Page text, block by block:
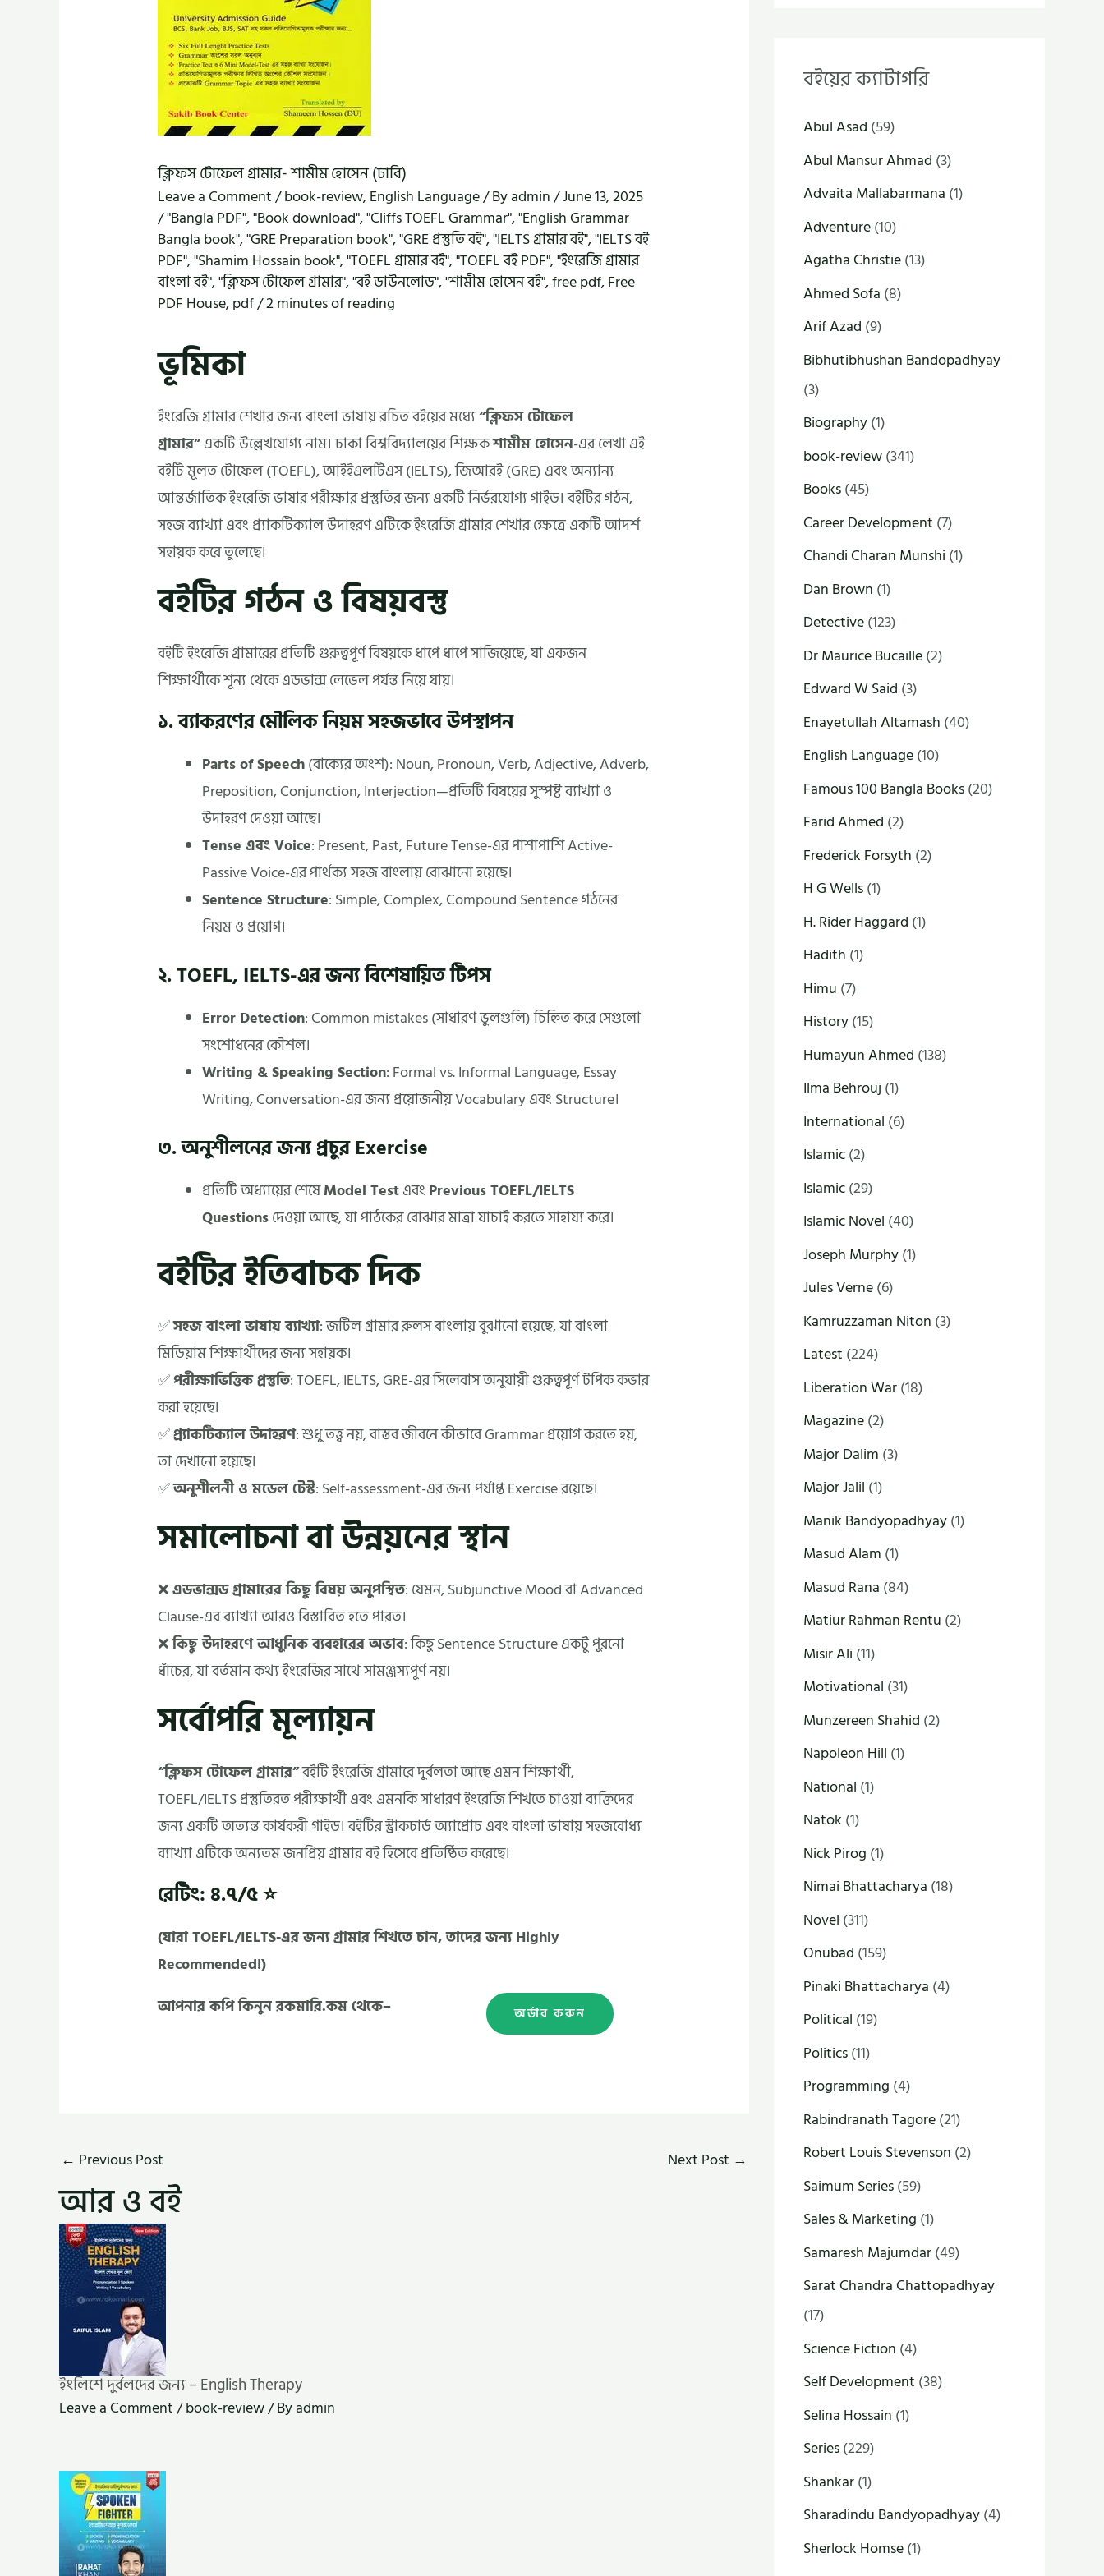
ক্লিফস টোফেল গ্রামার- শামীম হোসেন (ঢাবি)
Leave a Comment/book-review,English Language/ Byadmin/June 13, 2025
/"Bangla PDF","Book download","Cliffs TOEFL Grammar","English Grammar
Bangla book","GRE Preparation book","GRE প্রস্তুতি বই","IELTS গ্রামার বই","IELTS বই
PDF","Shamim Hossain book","TOEFL গ্রামার বই","TOEFL বই PDF","ইংরেজি গ্রামার
বাংলা বই","ক্লিফস টোফেল গ্রামার","বই ডাউনলোড","শামীম হোসেন বই",free pdf,Free
PDF House,pdf/2 minutes of reading
ভূমিকা
ইংরেজি গ্রামার শেখার জন্য বাংলা ভাষায় রচিত বইয়ের মধ্যে“ক্লিফস টোফেল
গ্রামার”একটি উল্লেখযোগ্য নাম। ঢাকা বিশ্ববিদ্যালয়ের শিক্ষকশামীম হোসেন-এর লেখা এই
বইটি মূলত টোফেল (TOEFL), আইইএলটিএস (IELTS), জিআরই (GRE) এবং অন্যান্য
আন্তর্জাতিক ইংরেজি ভাষার পরীক্ষার প্রস্তুতির জন্য একটি নির্ভরযোগ্য গাইড। বইটির গঠন,
সহজ ব্যাখ্যা এবং প্র্যাকটিক্যাল উদাহরণ এটিকে ইংরেজি গ্রামার শেখার ক্ষেত্রে একটি আদর্শ
সহায়ক করে তুলেছে।
বইটির গঠন ও বিষয়বস্তু
বইটি ইংরেজি গ্রামারের প্রতিটি গুরুত্বপূর্ণ বিষয়কে ধাপে ধাপে সাজিয়েছে, যা একজন
শিক্ষার্থীকে শূন্য থেকে এডভান্স লেভেল পর্যন্ত নিয়ে যায়।
১. ব্যাকরণের মৌলিক নিয়ম সহজভাবে উপস্থাপন
Parts of Speech(বাক্যের অংশ): Noun, Pronoun, Verb, Adjective, Adverb,
Preposition, Conjunction, Interjection—প্রতিটি বিষয়ের সুস্পষ্ট ব্যাখ্যা ও
উদাহরণ দেওয়া আছে।
Tense এবং Voice: Present, Past, Future Tense-এর পাশাপাশি Active-
Passive Voice-এর পার্থক্য সহজ বাংলায় বোঝানো হয়েছে।
Sentence Structure: Simple, Complex, Compound Sentence গঠনের
নিয়ম ও প্রয়োগ।
২. TOEFL, IELTS-এর জন্য বিশেষায়িত টিপস
Error Detection: Common mistakes (সাধারণ ভুলগুলি) চিহ্নিত করে সেগুলো
সংশোধনের কৌশল।
Writing & Speaking Section: Formal vs. Informal Language, Essay
Writing, Conversation-এর জন্য প্রয়োজনীয় Vocabulary এবং Structure।
৩. অনুশীলনের জন্য প্রচুর Exercise
প্রতিটি অধ্যায়ের শেষেModel Testএবং Previous TOEFL/IELTS
Questionsদেওয়া আছে, যা পাঠকের বোঝার মাত্রা যাচাই করতে সাহায্য করে।
বইটির ইতিবাচক দিক
✅সহজ বাংলা ভাষায় ব্যাখ্যা: জটিল গ্রামার রুলস বাংলায় বুঝানো হয়েছে, যা বাংলা
মিডিয়াম শিক্ষার্থীদের জন্য সহায়ক।
✅পরীক্ষাভিত্তিক প্রস্তুতি: TOEFL, IELTS, GRE-এর সিলেবাস অনুযায়ী গুরুত্বপূর্ণ টপিক কভার
করা হয়েছে।
✅প্র্যাকটিক্যাল উদাহরণ: শুধু তত্ত্ব নয়, বাস্তব জীবনে কীভাবে Grammar প্রয়োগ করতে হয়,
তা দেখানো হয়েছে।
✅অনুশীলনী ও মডেল টেস্ট: Self-assessment-এর জন্য পর্যাপ্ত Exercise রয়েছে।
সমালোচনা বা উন্নয়নের স্থান
❌এডভান্সড গ্রামারের কিছু বিষয় অনুপস্থিত: যেমন, Subjunctive Mood বা Advanced
Clause-এর ব্যাখ্যা আরও বিস্তারিত হতে পারত।
❌কিছু উদাহরণে আধুনিক ব্যবহারের অভাব: কিছু Sentence Structure একটু পুরনো
ধাঁচের, যা বর্তমান কথ্য ইংরেজির সাথে সামঞ্জস্যপূর্ণ নয়।
সর্বোপরি মূল্যায়ন
“ক্লিফস টোফেল গ্রামার”বইটি ইংরেজি গ্রামারে দুর্বলতা আছে এমন শিক্ষার্থী,
TOEFL/IELTS প্রস্তুতিরত পরীক্ষার্থী এবং এমনকি সাধারণ ইংরেজি শিখতে চাওয়া ব্যক্তিদের
জন্য একটি অত্যন্ত কার্যকরী গাইড। বইটির স্ট্রাকচার্ড অ্যাপ্রোচ এবং বাংলা ভাষায় সহজবোধ্য
ব্যাখ্যা এটিকে অন্যতম জনপ্রিয় গ্রামার বই হিসেবে প্রতিষ্ঠিত করেছে।
রেটিং: ৪.৭/৫ ⭐
(যারা TOEFL/IELTS-এর জন্য গ্রামার শিখতে চান, তাদের জন্য Highly
Recommended!)
আপনার কপি কিনুন রকমারি.কম থেকে–
অর্ডার করুন
← Previous Post Next Post →
আর ও বই
ইংলিশে দুর্বলদের জন্য – English Therapy
Leave a Comment/book-review/ Byadmin
বইয়ের ক্যাটাগরি
Abul Asad (59)
Abul Mansur Ahmad (3)
Advaita Mallabarmana (1)
Adventure(10)
Agatha Christie(13)
Ahmed Sofa (8)
Arif Azad (9)
Bibhutibhushan Bandopadhyay
(3)
Biography(1)
book-review(341)
Books(45)
Career Development (7)
Chandi Charan Munshi (1)
Dan Brown (1)
Detective(123)
Dr Maurice Bucaille(2)
Edward W Said (3)
Enayetullah Altamash (40)
English Language(10)
Famous 100 Bangla Books(20)
Farid Ahmed (2)
Frederick Forsyth (2)
H G Wells(1)
H. Rider Haggard (1)
Hadith (1)
Himu (7)
History(15)
Humayun Ahmed (138)
Ilma Behrouj (1)
International (6)
Islamic(2)
Islamic(29)
Islamic Novel (40)
Joseph Murphy(1)
Jules Verne(6)
Kamruzzaman Niton (3)
Latest (224)
Liberation War(18)
Magazine(2)
Major Dalim (3)
Major Jalil (1)
Manik Bandyopadhyay(1)
Masud Alam (1)
Masud Rana (84)
Matiur Rahman Rentu (2)
Misir Ali (11)
Motivational (31)
Munzereen Shahid (2)
Napoleon Hill (1)
National (1)
Natok (1)
Nick Pirog (1)
Nimai Bhattacharya (18)
Novel (311)
Onubad (159)
Pinaki Bhattacharya (4)
Political (19)
Politics(11)
Programming (4)
Rabindranath Tagore(21)
Robert Louis Stevenson (2)
Saimum Series(59)
Sales & Marketing (1)
Samaresh Majumdar(49)
Sarat Chandra Chattopadhyay
(17)
Science Fiction (4)
Self Development (38)
Selina Hossain (1)
Series(229)
Shankar(1)
Sharadindu Bandyopadhyay(4)
Sherlock Homse(1)